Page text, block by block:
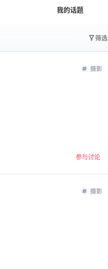
我的话题
筛选
摄影
参与讨论
摄影